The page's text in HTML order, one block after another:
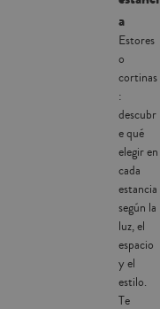
a
Estores
o
cortinas
:
descubr
e qué
elegir en
cada
estancia
según la
luz, el
espacio
y el
estilo.
Te